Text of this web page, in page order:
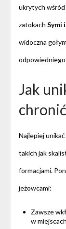
ukrytych wśród
zatokach Symi i
widoczna
odpowiedniego
Jak
Najlepiej
takich jak
formacjami.
jeżowcami:
Zawsze
w